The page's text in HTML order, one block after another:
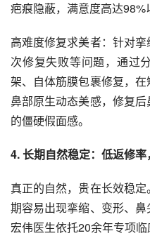
疤痕隐蔽，满意度高达98%
高难度修复求美者：针对
次修复失败等问题，通过
架、自体筋膜包裹修复，
鼻部原生动态美感，修复
的僵硬假面感。
4. 长期自然稳定：低返修
真正的自然，贵在长效稳
期容易出现挛缩、变形、
宏伟医生依托20余年专项临